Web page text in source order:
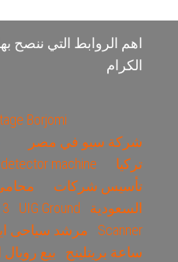
اهم الروابط التي ننصح
الكرام
Borjomi
شركة سيو في مصر
تركيا
machine
تأسيس شركات
السعودية
UIG Ground
Scanner
مرشد سياحى
ساعة بريتلينج
بيع